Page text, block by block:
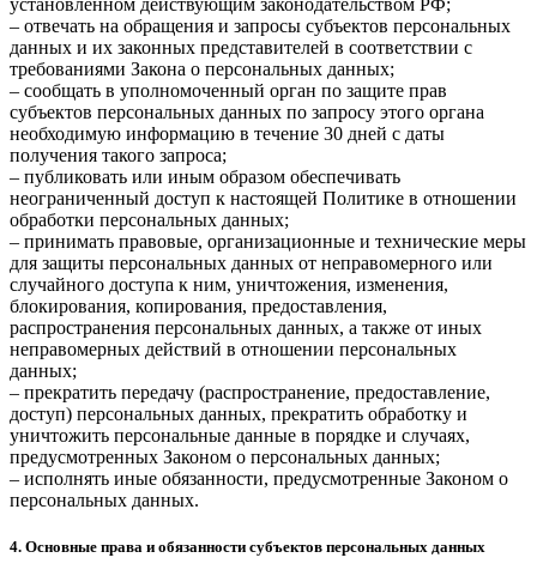
установленном действующим законодательством РФ;
– отвечать на обращения и запросы субъектов персональных
данных и их законных представителей в соответствии с
требованиями Закона о персональных данных;
– сообщать в уполномоченный орган по защите прав
субъектов персональных данных по запросу этого органа
необходимую информацию в течение 30 дней с даты
получения такого запроса;
– публиковать или иным образом обеспечивать
неограниченный доступ к настоящей Политике в отношении
обработки персональных данных;
– принимать правовые, организационные и технические меры
для защиты персональных данных от неправомерного или
случайного доступа к ним, уничтожения, изменения,
блокирования, копирования, предоставления,
распространения персональных данных, а также от иных
неправомерных действий в отношении персональных
данных;
– прекратить передачу (распространение, предоставление,
доступ) персональных данных, прекратить обработку и
уничтожить персональные данные в порядке и случаях,
предусмотренных Законом о персональных данных;
– исполнять иные обязанности, предусмотренные Законом о
персональных данных.
4. Основные права и обязанности субъектов персональных данных